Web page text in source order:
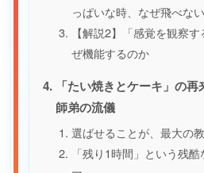
っぱいな時、なぜ飛べな
【解説2】「感覚を観察
ぜ機能するのか
「たい焼きとケーキ」の
師弟の流儀
選ばせることが、最大の
「残り1時間」という残